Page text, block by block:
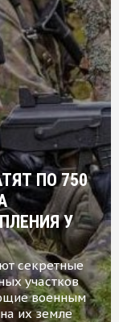
ПО 750
У
секретные
участков
военным
их земле